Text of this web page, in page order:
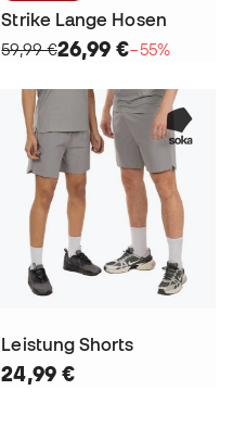
Strike Lange Hosen
59,99 €26,99 €−55%
Leistung Shorts
24,99 €